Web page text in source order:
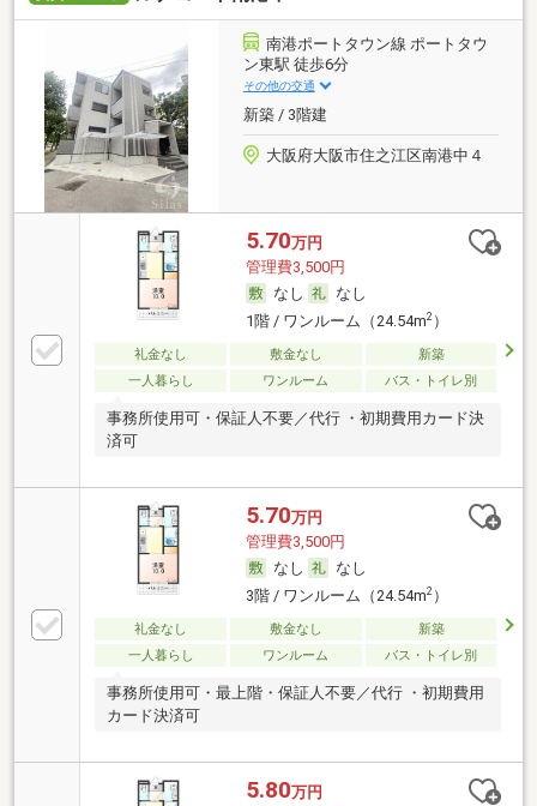
南港ポートタウン線 ポートタウ
ン東駅 徒歩6分
その他の交通
新築 / 3階建
大阪府大阪市住之江区南港中４
5.70万円
管理費3,500円
なし
なし
1階 / ワンルーム（24.54m2）
礼金なし 敷金なし
新築
一人暮らし
ワンルーム バス・トイレ別
事務所使用可・保証人不要／代行 ・初期費用カード決
済可
5.70万円
管理費3,500円
なし
なし
3階 / ワンルーム（24.54m2）
礼金なし 敷金なし
新築
一人暮らし
ワンルーム バス・トイレ別
事務所使用可・最上階・保証人不要／代行 ・初期費用
カード決済可
5.80万円